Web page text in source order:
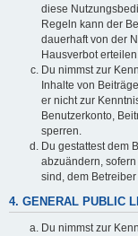
diese
Regeln kann der
dauerhaft von der
Hausverbot erteilen.
Du nimmst zur
Inhalte von
er nicht zur
Benutzerkonto,
sperren.
Du gestattest dem
abzuändern,
sind, dem
4. GENERAL PUBLIC
Du nimmst zur